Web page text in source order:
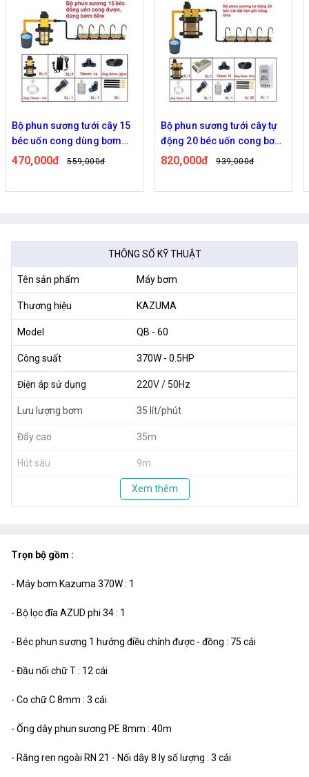
Bộ phun sương tưới cây 15
béc uốn cong dùng bơm
60w
470,000đ 559,000đ
Bộ phun sương tưới cây tự
động 20 béc uốn cong bơm
đôi 96w time
820,000đ 939,000đ
THÔNG SỐ KỸ THUẬT
Tên sản phẩm Máy bơm
Thương hiệu KAZUMA
Model QB - 60
Công suất 370W - 0.5HP
Điện áp sử dụng 220V / 50Hz
Lưu lượng bơm 35 lít/phút
Đẩy cao 35m
Hút sâu 9m
Xem thêm
Trọn bộ gồm :
- Máy bơm Kazuma 370W : 1
- Bộ lọc đĩa AZUD phi 34 : 1
- Béc phun sương 1 hướng điều chỉnh được - đồng : 75 cái
- Đầu nối chữ T : 12 cái
- Co chữ C 8mm : 3 cái
- Ống dây phun sương PE 8mm : 40m
- Răng ren ngoài RN 21 - Nối dây 8 ly số lượng : 3 cái